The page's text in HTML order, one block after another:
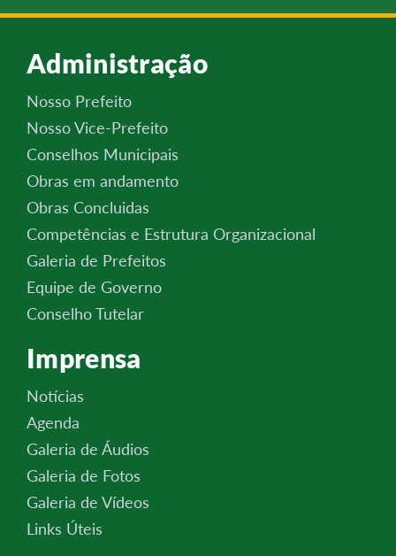
Administração
Nosso Prefeito
Nosso Vice-Prefeito
Conselhos Municipais
Obras em andamento
Obras Concluidas
Competências e Estrutura Organizacional
Galeria de Prefeitos
Equipe de Governo
Conselho Tutelar
Imprensa
Notícias
Agenda
Galeria de Áudios
Galeria de Fotos
Galeria de Vídeos
Links Úteis